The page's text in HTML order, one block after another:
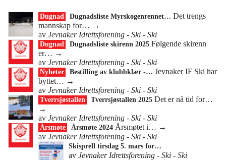
Dugnad Dugnadsliste Myrskogenrennet… Det trengs
mannskap for… →
av Jevnaker Idrettsforening - Ski - Ski
Dugnad Dugnadsliste skirenn 2025 Følgende skirenn
er… →
av Jevnaker Idrettsforening - Ski - Ski
Nyheter Bestilling av klubbklær -… Jevnaker IF Ski har
byttet… →
av Jevnaker Idrettsforening - Ski - Ski
Tverrsjøstallen Tverrsjøstallen 2025 Det er nå tid for…
→
av Jevnaker Idrettsforening - Ski - Ski
Årsmøte Årsmøte 2024 Årsmøtet i… →
av Jevnaker Idrettsforening - Ski - Ski
Skisprell tirsdag 5. mars for…
av Jevnaker Idrettsforening - Ski - Ski